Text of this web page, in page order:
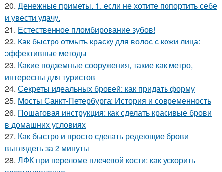
20. Денежные приметы. 1. если не хотите попортить себе
и увести удачу.
21. Естественное пломбирование зубов!
22. Как быстро отмыть краску для волос с кожи лица:
эффективные методы
23. Какие подземные сооружения, такие как метро,
интересны для туристов
24. Секреты идеальных бровей: как придать форму
25. Мосты Санкт-Петербурга: История и современность
26. Пошаговая инструкция: как сделать красивые брови
в домашних условиях
27. Как быстро и просто сделать редеющие брови
выглядеть за 2 минуты
28. ЛФК при переломе плечевой кости: как ускорить